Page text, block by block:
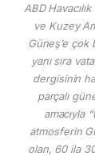
ABD
ve Kuzey
Güneş’e
yanı sıra
dergisinin
parçalı
amacıyla
atmosferin
olan, 60 ila